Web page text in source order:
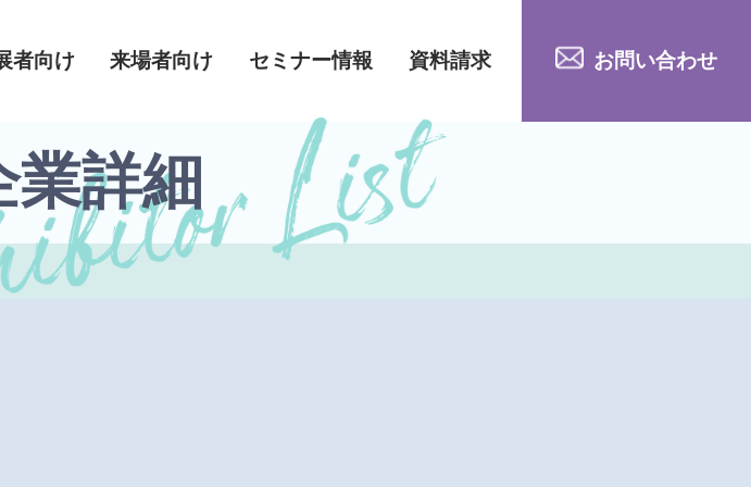
者向け 来場者向け セミナー情報 資料請求 お問い合わせ
業詳細